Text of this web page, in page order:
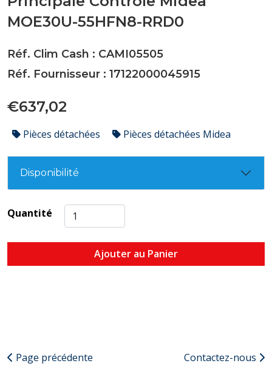
MOE30U-55HFN8-RRD0
Réf. Clim Cash : CAMI05505
Réf. Fournisseur : 17122000045915
€637,02
Pièces détachées Pièces détachées Midea
Disponibilité
Quantité
Ajouter au Panier
Page précédente Contactez-nous